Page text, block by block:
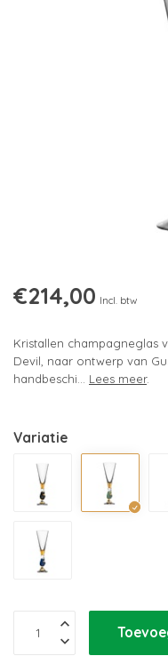
€214,00 Incl. btw
Kristallen champagneglas
Devil, naar ontwerp van
handbeschi... Lees meer.
Variatie